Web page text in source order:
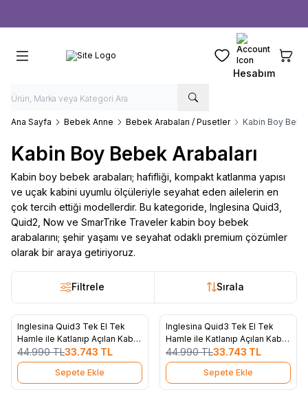
Favorilerim
Hesabım
Ana Sayfa Bebek Anne Bebek Arabaları / Pusetler Kabin Boy
Kabin Boy Bebek Arabaları
Kabin boy bebek arabaları; hafifliği, kompakt katlanma yapısı
ve uçak kabini uyumlu ölçüleriyle seyahat eden ailelerin en
çok tercih ettiği modellerdir. Bu kategoride, Inglesina Quid3,
Quid2, Now ve SmarTrike Traveler kabin boy bebek
arabalarını; şehir yaşamı ve seyahat odaklı premium çözümler
olarak bir araya getiriyoruz.
Filtrele Sırala
%25
Favorilere Ekle
6
Inglesina Quid3 Tek El Tek
Hamle ile Katlanıp Açılan Kabin
Boy Bebek Arabası Lunar
Beige
44.990TL33.743 TL
Sepete Ekle
%25
Favorilere Ekle
6
Inglesina Quid3 Tek El Tek
Hamle ile Katlanıp Açılan Kabin
Boy Bebek Arabası Galaxy
Grey
44.990TL33.743 TL
Sepete Ekle
6 4